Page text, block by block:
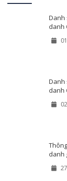
Danh
danh
Danh
danh
danh giáo
học